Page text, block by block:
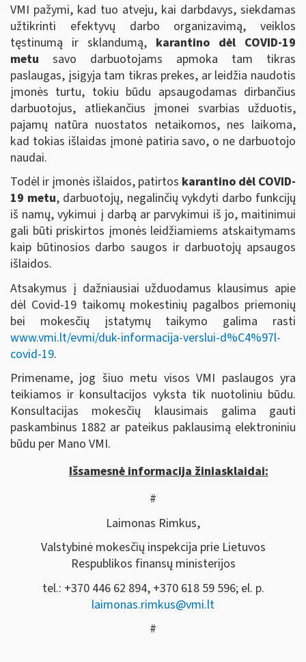
VMI pažymi, kad tuo atveju, kai darbdavys, siekdamas
užtikrinti efektyvų darbo organizavimą, veiklos
tęstinumą ir sklandumą, karantino dėl COVID-19
metu savo darbuotojams apmoka tam tikras
paslaugas, įsigyja tam tikras prekes, ar leidžia naudotis
įmonės turtu, tokiu būdu apsaugodamas dirbančius
darbuotojus, atliekančius įmonei svarbias užduotis,
pajamų natūra nuostatos netaikomos, nes laikoma,
kad tokias išlaidas įmonė patiria savo, o ne darbuotojo
naudai.
Todėl ir įmonės išlaidos, patirtos karantino dėl COVID-
19 metu, darbuotojų, negalinčių vykdyti darbo funkcijų
iš namų, vykimui į darbą ar parvykimui iš jo, maitinimui
gali būti priskirtos įmonės leidžiamiems atskaitymams
kaip būtinosios darbo saugos ir darbuotojų apsaugos
išlaidos.
Atsakymus į dažniausiai užduodamus klausimus apie
dėl Covid-19 taikomų mokestinių pagalbos priemonių
bei mokesčių įstatymų taikymo galima rasti
www.vmi.lt/evmi/duk-informacija-verslui-d%C4%97l-
covid-19.
Primename, jog šiuo metu visos VMI paslaugos yra
teikiamos ir konsultacijos vyksta tik nuotoliniu būdu.
Konsultacijas mokesčių klausimais galima gauti
paskambinus 1882 ar pateikus paklausimą elektroniniu
būdu per Mano VMI.
Išsamesnė informacija žiniasklaidai:
#
Laimonas Rimkus,
Valstybinė mokesčių inspekcija prie Lietuvos
Respublikos finansų ministerijos
tel.: +370 446 62 894, +370 618 59 596; el. p.
laimonas.rimkus@vmi.lt
#